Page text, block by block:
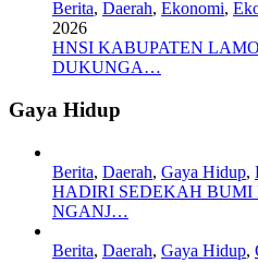
Berita, Daerah, Ekonomi,
2026
HNSI KABUPATEN
DUKUNGA…
Gaya Hidup
Berita, Daerah, Gaya Hidup,
HADIRI SEDEKAH BUMI
NGANJ…
Berita, Daerah, Gaya Hidup,